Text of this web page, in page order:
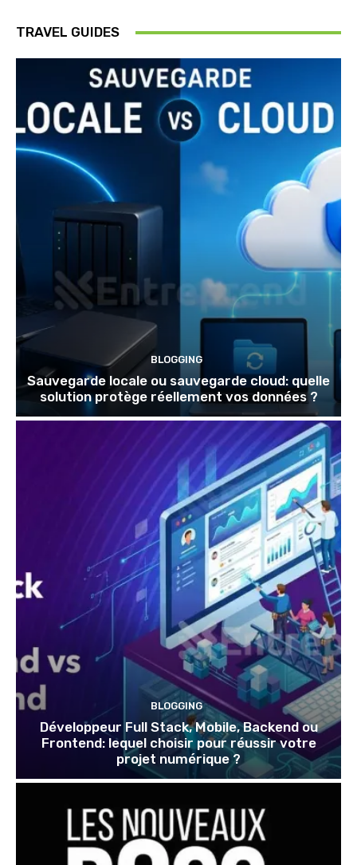
TRAVEL GUIDES
BLOGGING
Sauvegarde locale ou sauvegarde cloud: quelle
solution protège réellement vos données ?
BLOGGING
Développeur Full Stack, Mobile, Backend ou
Frontend: lequel choisir pour réussir votre
projet numérique ?